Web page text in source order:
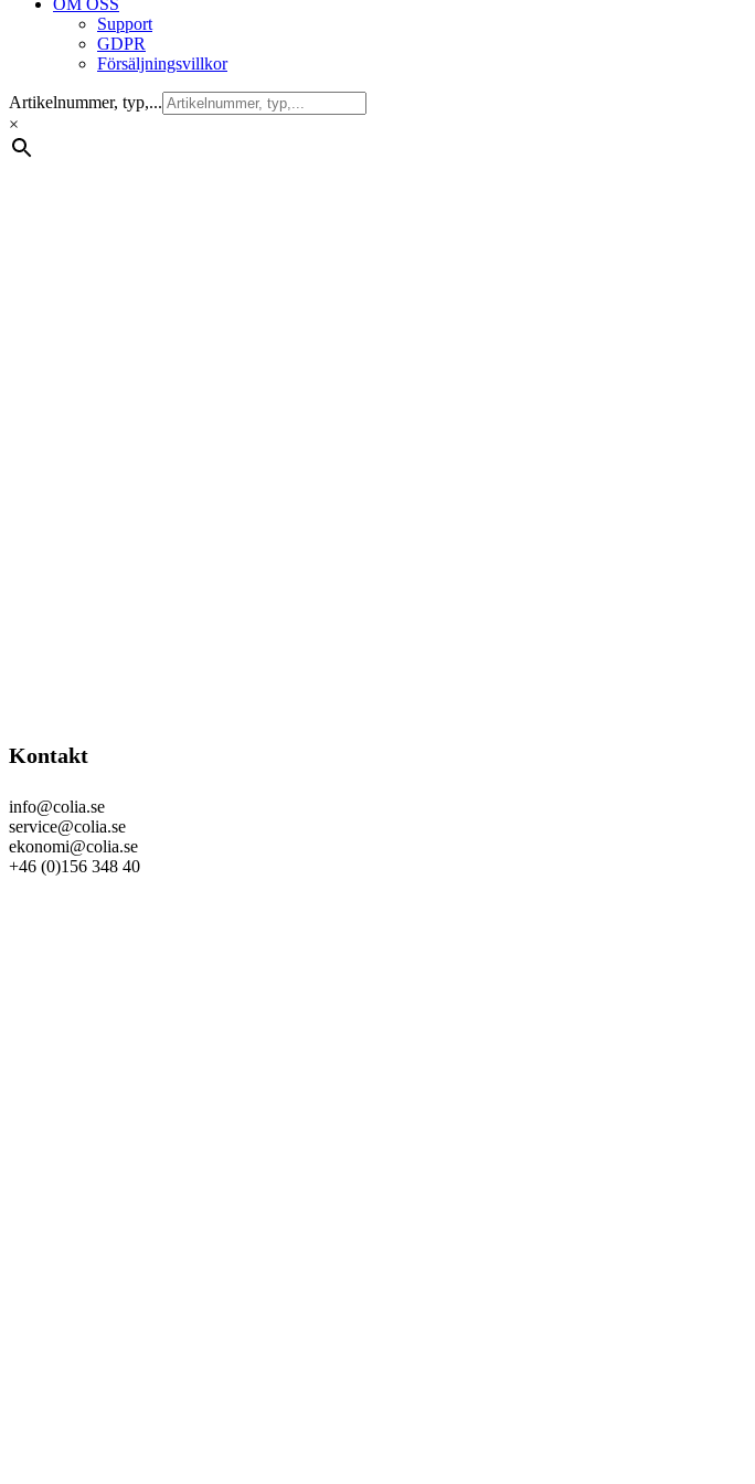
OM OSS
Support
GDPR
Försäljningsvillkor
Artikelnummer, typ,...
×
Kontakt
info@colia.se
service@colia.se
ekonomi@colia.se
+46 (0)156 348 40